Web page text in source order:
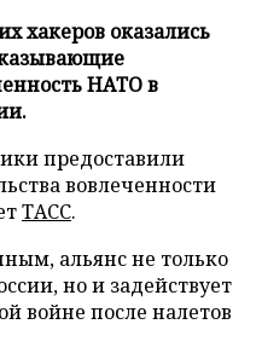
хакеров оказались
НАТО в
предоставили
вовлеченности
ТАСС.
альянс не только
но и задействует
войне после налетов